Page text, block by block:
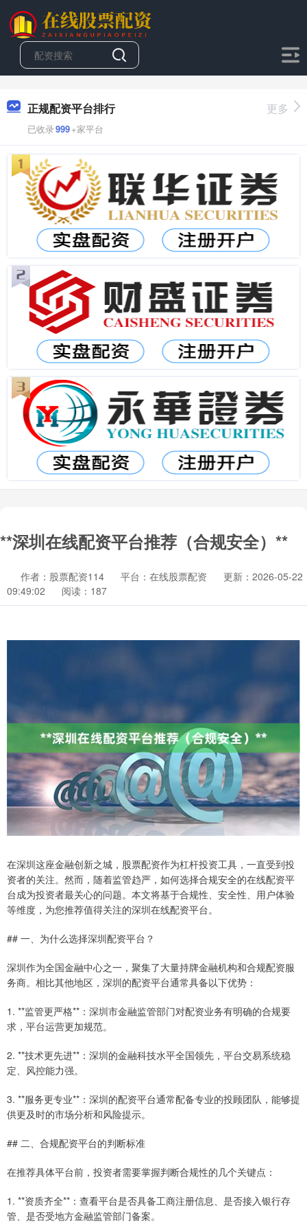
正规配资平台排行
已收录999+家平台
更多
**深圳在线配资平台推荐（合规安全）**
作者：股票配资114 平台：在线股票配资
更新：2026-05-22
09:49:02
阅读：187
在深圳这座金融创新之城，股票配资作为杠杆投资工具，一直受到投
资者的关注。然而，随着监管趋严，如何选择合规安全的在线配资平
台成为投资者最关心的问题。本文将基于合规性、安全性、用户体验
等维度，为您推荐值得关注的深圳在线配资平台。
## 一、为什么选择深圳配资平台？
深圳作为全国金融中心之一，聚集了大量持牌金融机构和合规配资服
务商。相比其他地区，深圳的配资平台通常具备以下优势：
1. **监管更严格**：深圳市金融监管部门对配资业务有明确的合规要
求，平台运营更加规范。
2. **技术更先进**：深圳的金融科技水平全国领先，平台交易系统稳
定、风控能力强。
3. **服务更专业**：深圳的配资平台通常配备专业的投顾团队，能够提
供更及时的市场分析和风险提示。
## 二、合规配资平台的判断标准
在推荐具体平台前，投资者需要掌握判断合规性的几个关键点：
1. **资质齐全**：查看平台是否具备工商注册信息、是否接入银行存
管、是否受地方金融监管部门备案。